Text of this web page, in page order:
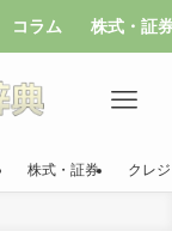
コラム 株式・証
株式・証券 クレ